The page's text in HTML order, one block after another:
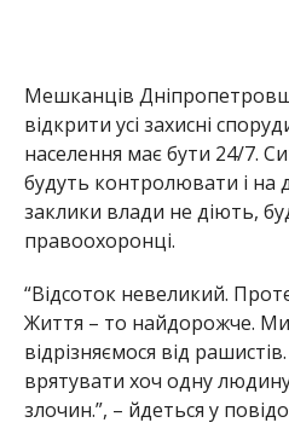
Мешканців
відкрити усі захисні
населення має бути 24/7.
будуть контролювати і на
заклики влади не діють,
правоохоронці.
“Відсоток невеликий.
Життя – то найдорожче.
відрізняємося від
врятувати хоч одну
злочин.”, – йдеться у